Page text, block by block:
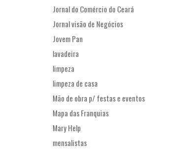
Jornal do Comércio do Ceará
Jornal visão de Negócios
Jovem Pan
lavadeira
limpeza
limpeza de casa
Mão de obra p/ festas e eventos
Mapa das Franquias
Mary Help
mensalistas